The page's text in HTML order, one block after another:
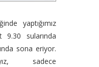
yaptığımız
9.30 sularında
sona eriyor.
sadece